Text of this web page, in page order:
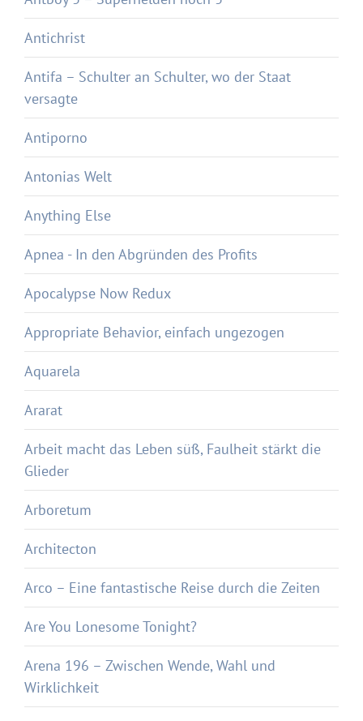
Antichrist
Antifa – Schulter an Schulter, wo der Staat
versagte
Antiporno
Antonias Welt
Anything Else
Apnea - In den Abgründen des Profits
Apocalypse Now Redux
Appropriate Behavior, einfach ungezogen
Aquarela
Ararat
Arbeit macht das Leben süß, Faulheit stärkt die
Glieder
Arboretum
Architecton
Arco – Eine fantastische Reise durch die Zeiten
Are You Lonesome Tonight?
Arena 196 – Zwischen Wende, Wahl und
Wirklichkeit